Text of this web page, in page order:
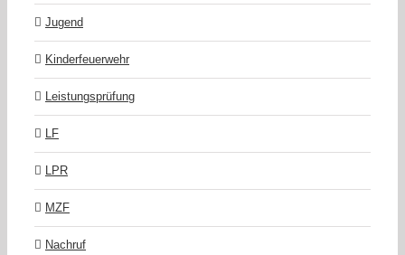
Jugend
Kinderfeuerwehr
Leistungsprüfung
LF
LPR
MZF
Nachruf